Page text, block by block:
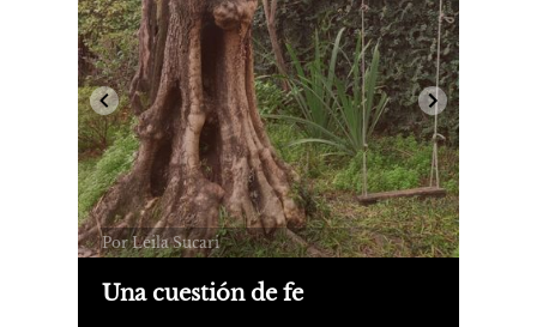
Por Leila Sucari
Una cuestión de fe